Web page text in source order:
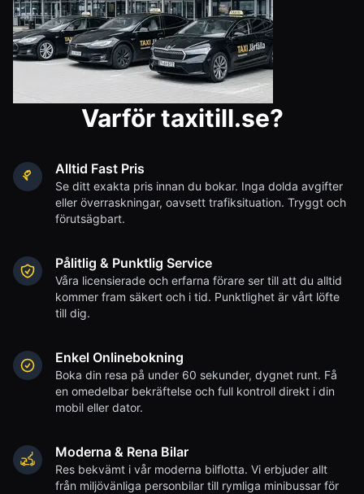
Varför taxitill.se?
Alltid Fast Pris
Se ditt exakta pris innan du bokar. Inga dolda avgifter
eller överraskningar, oavsett trafiksituation. Tryggt och
förutsägbart.
Pålitlig & Punktlig Service
Våra licensierade och erfarna förare ser till att du alltid
kommer fram säkert och i tid. Punktlighet är vårt löfte
till dig.
Enkel Onlinebokning
Boka din resa på under 60 sekunder, dygnet runt. Få
en omedelbar bekräftelse och full kontroll direkt i din
mobil eller dator.
Moderna & Rena Bilar
Res bekvämt i vår moderna bilflotta. Vi erbjuder allt
från miljövänliga personbilar till rymliga minibussar för